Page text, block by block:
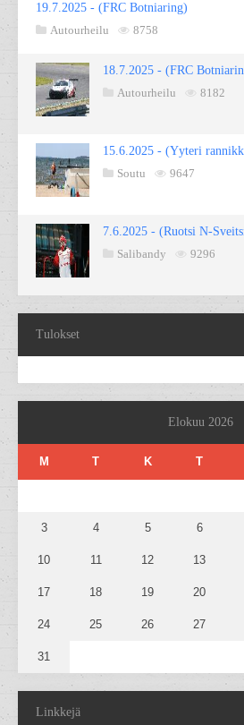
19.7.2025 - (FRC Botniaring)
Autourheilu
8758
18.7.2025 - (FRC
Autourheilu
8182
15.6.2025 - (Yyteri
Soutu
9647
7.6.2025 - (Ruotsi N-
Salibandy
9296
Tulokset
Elokuu 2026
M T K T
3 4 5 6
10 11 12 13
17 18 19 20
24 25 26 27
31
Linkkejä